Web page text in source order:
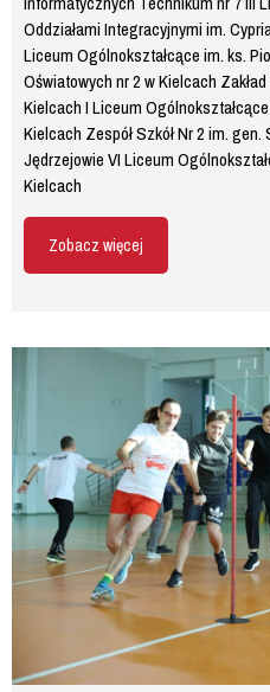
Oddziałami Integracyjnymi im.
Liceum Ogólnokształcące im. ks.
Oświatowych nr 2 w Kielcach
Kielcach I Liceum
Kielcach Zespół Szkół Nr 2 im.
Jędrzejowie VI Liceum
Kielcach
Zobacz więcej